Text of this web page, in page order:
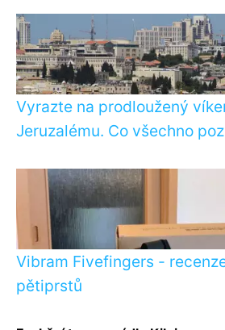
Vyrazte na prodloužený
Jeruzalému. Co všechno
Vibram Fivefingers -
pětiprstů